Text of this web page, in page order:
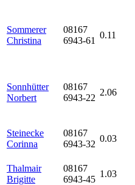
Sommerer
Christina
08167
6943-61
0.11
Sonnhütter
Norbert
08167
6943-22
2.06
Steinecke
Corinna
08167
6943-32
0.03
Thalmair
Brigitte
08167
6943-45
1.03